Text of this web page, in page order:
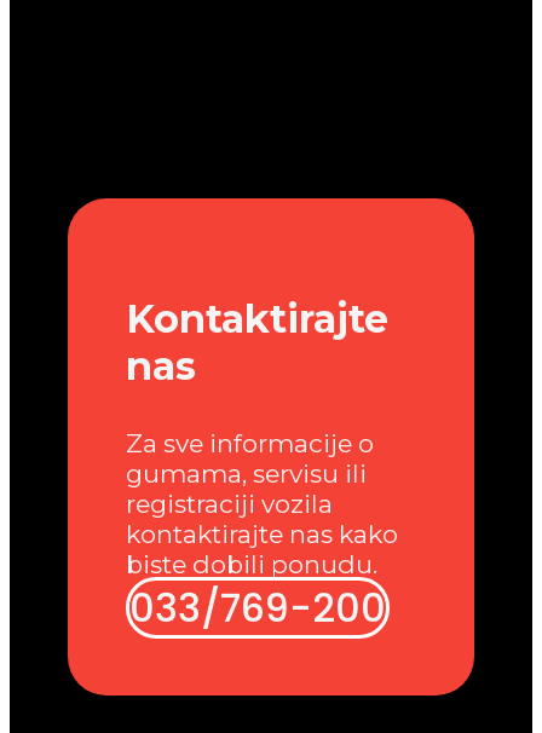
Kontaktirajte
nas
Za sve informacije o
gumama, servisu ili
registraciji vozila
kontaktirajte nas kako
biste dobili ponudu.
033/769-200